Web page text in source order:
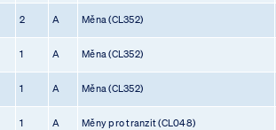
2 A Měna (CL352)
1 A Měna (CL352)
1 A Měna (CL352)
1 A Měny pro tranzit (CL048)